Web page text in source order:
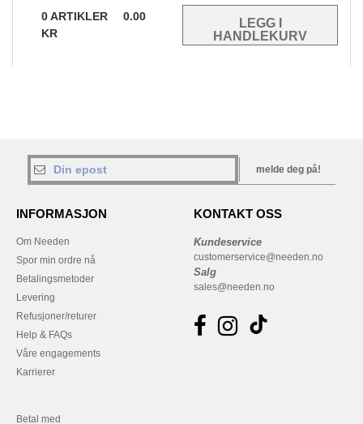
0ARTIKLER
0.00
KR
melde deg på!
INFORMASJON
Om Needen
Spor min ordre nå
Betalingsmetoder
Levering
Refusjoner/returer
Help & FAQs
Våre engagements
Karrierer
KONTAKT OSS
Kundeservice
customerservice@needen.no
Salg
sales@needen.no
Betal med